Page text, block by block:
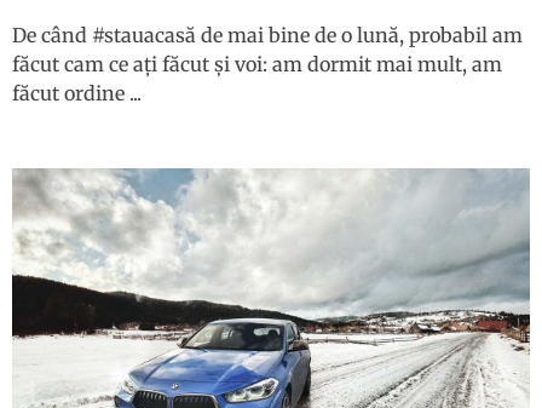
De când #stauacasă de mai bine de o lună, probabil am
făcut cam ce ați făcut și voi: am dormit mai mult, am
făcut ordine ...